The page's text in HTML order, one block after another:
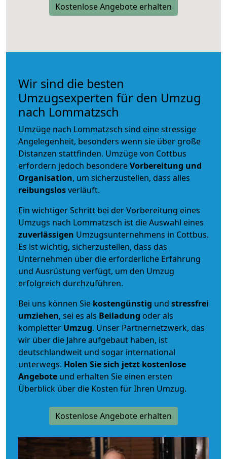
Kostenlose Angebote erhalten
Wir sind die besten
Umzugsexperten für den Umzug
nach Lommatzsch
Umzüge nach Lommatzsch sind eine stressige
Angelegenheit, besonders wenn sie über große
Distanzen stattfinden. Umzüge von Cottbus
erfordern jedoch besondereVorbereitung und
Organisation, um sicherzustellen, dass alles
reibungslosverläuft.
Ein wichtiger Schritt bei der Vorbereitung eines
Umzugs nach Lommatzsch ist die Auswahl eines
zuverlässigen Umzugsunternehmens in Cottbus.
Es ist wichtig, sicherzustellen, dass das
Unternehmen über die erforderliche Erfahrung
und Ausrüstung verfügt, um den Umzug
erfolgreich durchzuführen.
Bei uns können Sie kostengünstig und stressfrei
umziehen, sei es als Beiladung oder als
kompletter Umzug. Unser Partnernetzwerk, das
wir über die Jahre aufgebaut haben, ist
deutschlandweit und sogar international
unterwegs. Holen Sie sich jetzt kostenlose
Angebote und erhalten Sie einen ersten
Überblick über die Kosten für Ihren Umzug.
Kostenlose Angebote erhalten